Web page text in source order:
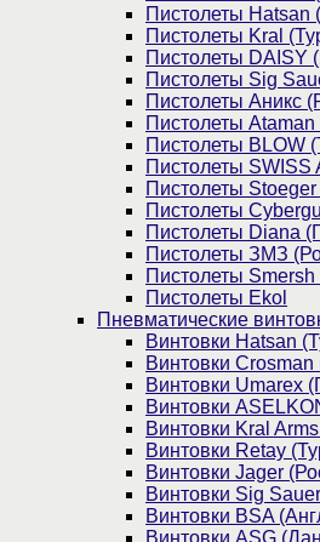
Пистолеты Hatsan
Пистолеты Kral
Пистолеты DAISY
Пистолеты Sig
Пистолеты Аникс
Пистолеты Ataman
Пистолеты BLOW
Пистолеты
Пистолеты
Пистолеты
Пистолеты Diana
Пистолеты ЗМЗ
Пистолеты Smersh
Пистолеты Ekol
Пневматические
Винтовки Hatsan
Винтовки
Винтовки Umarex
Винтовки
Винтовки Kral
Винтовки Retay
Винтовки Jager
Винтовки Sig
Винтовки BSA